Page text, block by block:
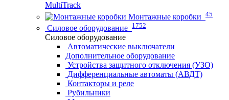
MultiTrack
Монтажные коробки 45
Силовое оборудование 1752
Силовое оборудование
Автоматические выключатели
Дополнительное оборудование
Устройства защитного отключения (УЗО)
Дифференциальные автоматы (АВДТ)
Контакторы и реле
Рубильники